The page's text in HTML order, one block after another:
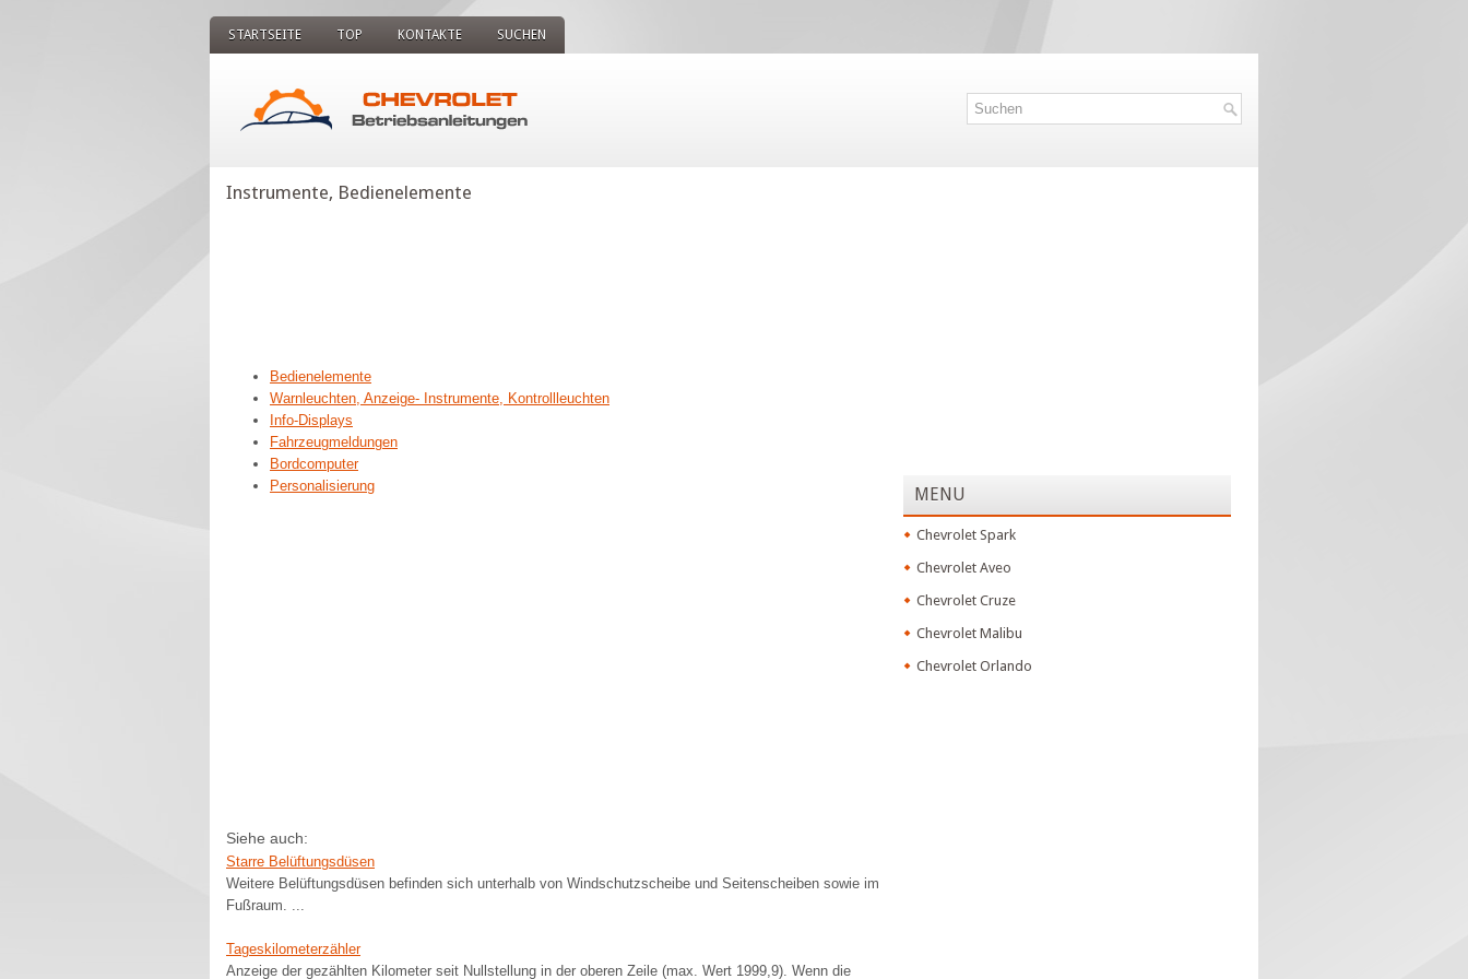
STARTSEITE TOP KONTAKTE SUCHEN
Instrumente, Bedienelemente
Bedienelemente
Warnleuchten, Anzeige- Instrumente, Kontrollleuchten
Info-Displays
Fahrzeugmeldungen
Bordcomputer
Personalisierung
Siehe auch:
Starre Belüftungsdüsen
Weitere Belüftungsdüsen befinden sich unterhalb von Windschutzscheibe und Seitenscheiben sowie im
Fußraum. ...
Tageskilometerzähler
Anzeige der gezählten Kilometer seit Nullstellung in der oberen Zeile (max. Wert 1999,9). Wenn die
MENU
Chevrolet Spark
Chevrolet Aveo
Chevrolet Cruze
Chevrolet Malibu
Chevrolet Orlando